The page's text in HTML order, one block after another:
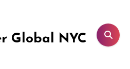
Global NYC